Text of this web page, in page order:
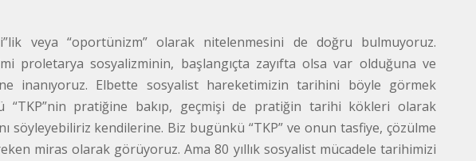
veya “oportünizm” olarak nitelenmesini de doğru bulmuyoruz.
proletarya sosyalizminin, başlangıçta zayıfta olsa var olduğuna ve
inanıyoruz. Elbette sosyalist hareketimizin tarihini böyle görmek
pratiğine bakıp, geçmişi de pratiğin tarihi kökleri olarak
söyleyebiliriz kendilerine. Biz bugünkü “TKP” ve onun tasfiye, çözülme
miras olarak görüyoruz. Ama 80 yıllık sosyalist mücadele tarihimizi